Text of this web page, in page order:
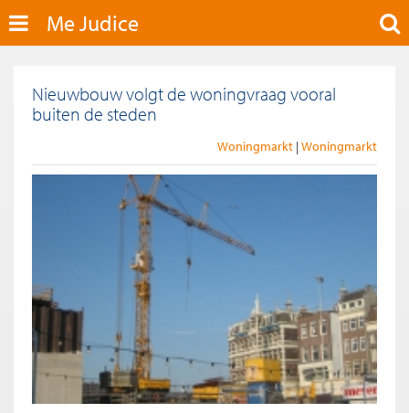
Me Judice
Nieuwbouw volgt de woningvraag vooral
buiten de steden
Woningmarkt Woningmarkt